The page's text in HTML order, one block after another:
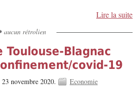
Lire la suite
aucun rétrolien
Blagnac
covid-19
novembre 2020.
Economie